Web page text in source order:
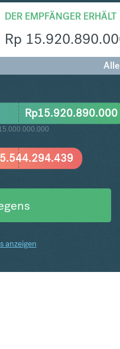
DER EMPFÄNGER ERHÄLT
Rp
Rp15.920.890.000
anzeigen